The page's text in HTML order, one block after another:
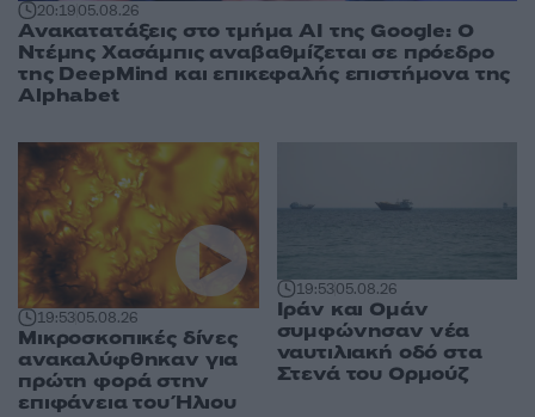
20:1905.08.26
Ανακατατάξεις στο τμήμα AI της Google: Ο
Ντέμης Χασάμπις αναβαθμίζεται σε πρόεδρο
της DeepMind και επικεφαλής επιστήμονα της
Alphabet
19:5305.08.26
Μικροσκοπικές δίνες
ανακαλύφθηκαν για
πρώτη φορά στην
επιφάνεια του Ήλιου
19:5305.08.26
Ιράν και Ομάν
συμφώνησαν νέα
ναυτιλιακή οδό στα
Στενά του Ορμούζ